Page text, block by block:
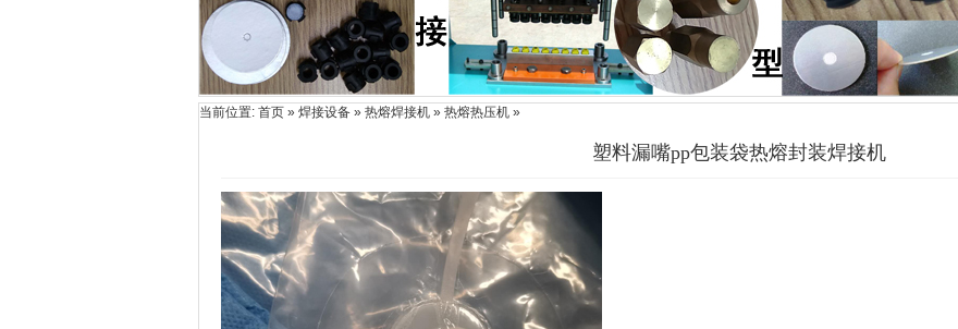
当前位置: 首页 » 焊接设备 » 热熔焊接机 » 热熔热压机 »
塑料漏嘴pp包装袋热熔封装焊接机